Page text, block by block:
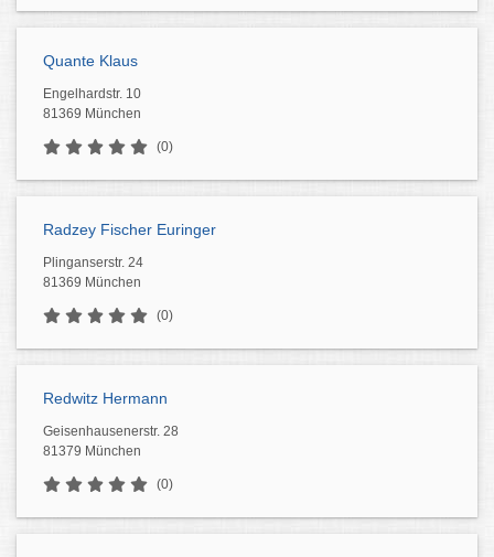
Quante Klaus
Engelhardstr. 10
81369 München
(0)
Radzey Fischer Euringer
Plinganserstr. 24
81369 München
(0)
Redwitz Hermann
Geisenhausenerstr. 28
81379 München
(0)